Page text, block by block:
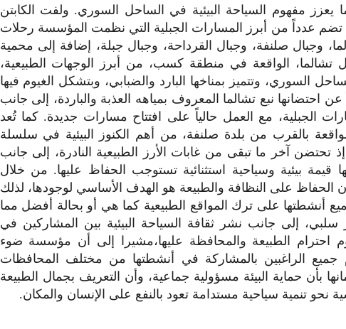
يعزز مفهوم السياحة البيئية في الساحل السوري. ولفت الكابتن
تضم عدداً من أبرز المسارات الجبلية التي نظمت المؤسسة رحلات
وجبال صلنفة، وجبال القرداحة، وجبال جبلة، إضافة إلى محمية
تشالما، الواقعة في منطقة كسب، من أبرز الوجهات الطبيعية،
السوري، وتتميز بمناخها البارد والضبابي، وبتشكل الغيوم فيها
احتضانها نبع تشالما المعروف بمياهه العذبة والباردة، إلى جانب
الجبلية، مع العمل حالياً على افتتاح مسارات جديدة. كما تُعد
بالقرب من بلدة صلنفة، من أهم الكنوز البيئية في سلسلة
تحتضن آخر ما تبقى من غابات الأرز الطبيعية النادرة، إلى جانب
قيمة بيئية وسياحية استثنائية تستوجب الحفاظ عليها. من خلال
الحفاظ على النظافة والطبيعة هو الهدف الأساسي لوجودها، لذلك
على ترك المواقع الطبيعية كما هي أو بحالة أفضل مما
إلى جانب نشر ثقافة السياحة البيئية بين المشاركين في
احترام الطبيعة والمحافظة عليها،مشيرا إلى أن مؤسسة ضوء
جميع الراغبين بالمشاركة في أنشطتها من مختلف المحافظات
بأن حماية البيئة مسؤولية جماعية، وأن التعريف بجمال الطبيعة
نحو تنمية سياحية مستدامة تعود بالنفع على الإنسان والمكان.